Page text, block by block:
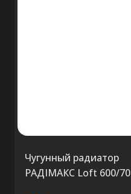
Чугунный радиатор
РАДIМАКС Loft 600/70